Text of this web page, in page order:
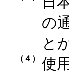
の
と
（４） 使